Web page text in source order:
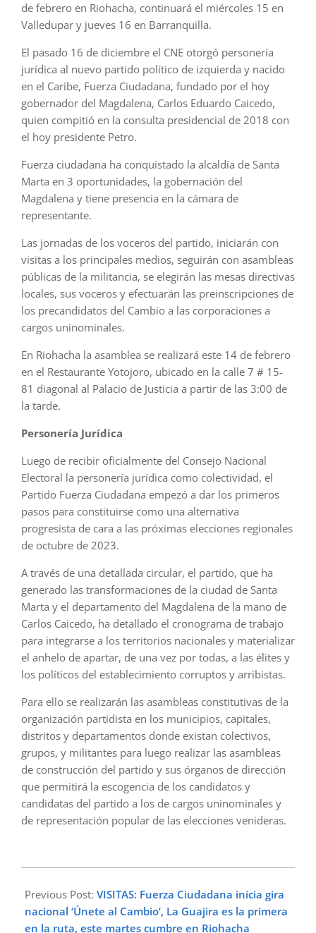
de febrero en Riohacha, continuará el miércoles 15 en
Valledupar y jueves 16 en Barranquilla.
El pasado 16 de diciembre el CNE otorgó personería
jurídica al nuevo partido político de izquierda y nacido
en el Caribe, Fuerza Ciudadana, fundado por el hoy
gobernador del Magdalena, Carlos Eduardo Caicedo,
quien compitió en la consulta presidencial de 2018 con
el hoy presidente Petro.
Fuerza ciudadana ha conquistado la alcaldía de Santa
Marta en 3 oportunidades, la gobernación del
Magdalena y tiene presencia en la cámara de
representante.
Las jornadas de los voceros del partido, iniciarán con
visitas a los principales medios, seguirán con asambleas
públicas de la militancia, se elegirán las mesas directivas
locales, sus voceros y efectuarán las preinscripciones de
los precandidatos del Cambio a las corporaciones a
cargos uninominales.
En Riohacha la asamblea se realizará este 14 de febrero
en el Restaurante Yotojoro, ubicado en la calle 7 # 15-
81 diagonal al Palacio de Justicia a partir de las 3:00 de
la tarde.
Personería Jurídica
Luego de recibir oficialmente del Consejo Nacional
Electoral la personería jurídica como colectividad, el
Partido Fuerza Ciudadana empezó a dar los primeros
pasos para constituirse como una alternativa
progresista de cara a las próximas elecciones regionales
de octubre de 2023.
A través de una detallada circular, el partido, que ha
generado las transformaciones de la ciudad de Santa
Marta y el departamento del Magdalena de la mano de
Carlos Caicedo, ha detallado el cronograma de trabajo
para integrarse a los territorios nacionales y materializar
el anhelo de apartar, de una vez por todas, a las élites y
los políticos del establecimiento corruptos y arribistas.
Para ello se realizarán las asambleas constitutivas de la
organización partidista en los municipios, capitales,
distritos y departamentos donde existan colectivos,
grupos, y militantes para luego realizar las asambleas
de construcción del partido y sus órganos de dirección
que permitirá la escogencia de los candidatos y
candidatas del partido a los de cargos uninominales y
de representación popular de las elecciones venideras.
02-
12
Previous Post: VISITAS: Fuerza Ciudadana inicia gira
nacional ‘Únete al Cambio’, La Guajira es la primera
en la ruta, este martes cumbre en Riohacha